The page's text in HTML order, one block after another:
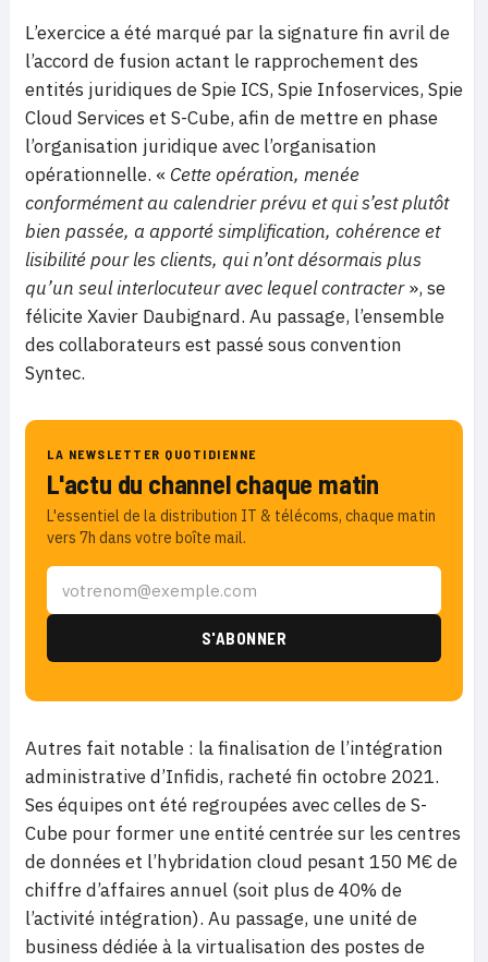
L’exercice a été marqué par la signature fin avril de
l’accord de fusion actant le rapprochement des
entités juridiques de Spie ICS, Spie Infoservices, Spie
Cloud Services et S-Cube, afin de mettre en phase
l’organisation juridique avec l’organisation
opérationnelle. « Cette opération, menée
conformément au calendrier prévu et qui s’est plutôt
bien passée, a apporté simplification, cohérence et
lisibilité pour les clients, qui n’ont désormais plus
qu’un seul interlocuteur avec lequel contracter», se
félicite Xavier Daubignard. Au passage, l’ensemble
des collaborateurs est passé sous convention
Syntec.
LA NEWSLETTER QUOTIDIENNE
L'actu du channel chaque matin
L'essentiel de la distribution IT & télécoms, chaque matin
vers 7h dans votre boîte mail.
Autres fait notable : la finalisation de l’intégration
administrative d’Infidis, racheté fin octobre 2021.
Ses équipes ont été regroupées avec celles de S-
Cube pour former une entité centrée sur les centres
de données et l’hybridation cloud pesant 150 M€ de
chiffre d’affaires annuel (soit plus de 40% de
l’activité intégration). Au passage, une unité de
business dédiée à la virtualisation des postes de